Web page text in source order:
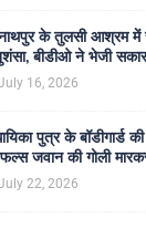
के तुलसी आश्रम में
बीडीओ ने भेजी
16, 2026
पुत्र के बॉडीगार्ड
जवान की गोली
22, 2026